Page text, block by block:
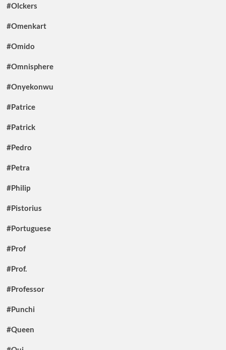
#Olckers
#Omenkart
#Omido
#Omnisphere
#Onyekonwu
#Patrice
#Patrick
#Pedro
#Petra
#Philip
#Pistorius
#Portuguese
#Prof
#Prof.
#Professor
#Punchi
#Queen